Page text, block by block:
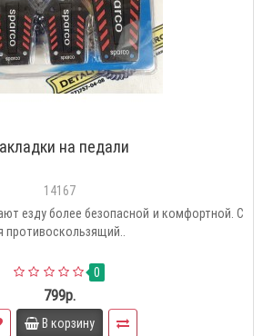
на педали
14167
езду более безопасной и комфортной. С
0
799р.
В корзину